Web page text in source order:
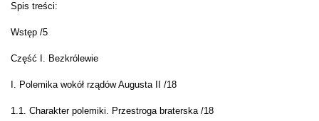
Spis treści:
Wstęp /5
Część I. Bezkrólewie
I. Polemika wokół rządów Augusta II /18
1.1. Charakter polemiki. Przestroga braterska /18